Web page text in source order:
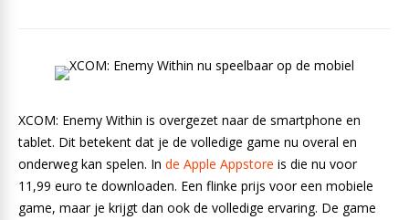
XCOM: Enemy Within is overgezet naar de smartphone en
tablet. Dit betekent dat je de volledige game nu overal en
onderweg kan spelen. In de Apple Appstore is die nu voor
11,99 euro te downloaden. Een flinke prijs voor een mobiele
game, maar je krijgt dan ook de volledige ervaring. De game